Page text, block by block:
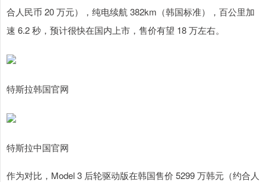
合人民币 20 万元），纯电续航 382km（韩国标准），百公里加
速 6.2 秒，预计很快在国内上市，售价有望 18 万左右。
特斯拉韩国官网
特斯拉中国官网
作为对比，Model 3 后轮驱动版在韩国售价 5299 万韩元（约合人